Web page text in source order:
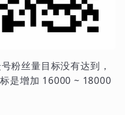
粉丝量目标没有达到，
是增加 16000 ~ 18000